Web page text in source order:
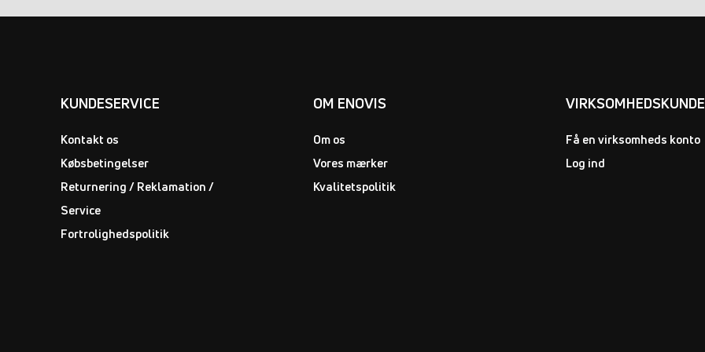
KUNDESERVICE
Kontakt os
Købsbetingelser
Returnering / Reklamation /
Service
Fortrolighedspolitik
OM ENOVIS
Om os
Vores mærker
Kvalitetspolitik
VIRKSOMHEDSKUNDE
Få en virksomheds konto
Log ind